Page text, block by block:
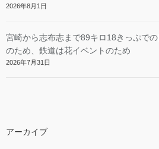
2026年8月1日
宮崎から志布志まで89キロ18きっぷで
のため、鉄道は花イベントのため
2026年7月31日
アーカイブ